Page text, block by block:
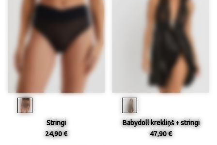
Stringi
24,90 €
Babydoll krekliņš + stringi
47,90 €